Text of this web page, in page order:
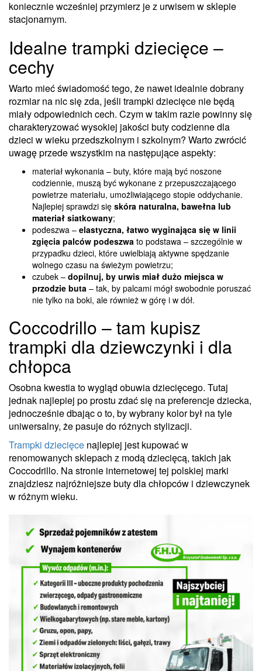
koniecznie wcześniej przymierz je z urwisem w sklepie
stacjonarnym.
Idealne trampki dziecięce –
cechy
Warto mieć świadomość tego, że nawet idealnie dobrany
rozmiar na nic się zda, jeśli trampki dziecięce nie będą
miały odpowiednich cech. Czym w takim razie powinny się
charakteryzować wysokiej jakości buty codzienne dla
dzieci w wieku przedszkolnym i szkolnym? Warto zwrócić
uwagę przede wszystkim na następujące aspekty:
materiał wykonania – buty, które mają być noszone
codziennie, muszą być wykonane z przepuszczającego
powietrze materiału, umożliwiającego stopie oddychanie.
Najlepiej sprawdzi się skóra naturalna, bawełna lub
materiał siatkowany;
podeszwa – elastyczna, łatwo wyginająca się w linii
zgięcia palców podeszwa to podstawa – szczególnie w
przypadku dzieci, które uwielbiają aktywne spędzanie
wolnego czasu na świeżym powietrzu;
czubek – dopilnuj, by urwis miał dużo miejsca w
przodzie buta – tak, by palcami mógł swobodnie poruszać
nie tylko na boki, ale również w górę i w dół.
Coccodrillo – tam kupisz
trampki dla dziewczynki i dla
chłopca
Osobna kwestia to wygląd obuwia dziecięcego. Tutaj
jednak najlepiej po prostu zdać się na preferencje dziecka,
jednocześnie dbając o to, by wybrany kolor był na tyle
uniwersalny, że pasuje do różnych stylizacji.
Trampki dziecięce najlepiej jest kupować w
renomowanych sklepach z modą dziecięcą, takich jak
Coccodrillo. Na stronie internetowej tej polskiej marki
znajdziesz najróżniejsze buty dla chłopców i dziewczynek
w różnym wieku.